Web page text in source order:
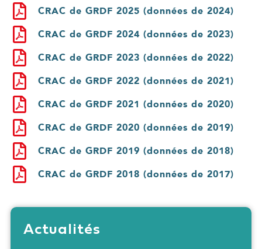
CRAC de GRDF 2025 (données de 2024)
CRAC de GRDF 2024 (données de 2023)
CRAC de GRDF 2023 (données de 2022)
CRAC de GRDF 2022 (données de 2021)
CRAC de GRDF 2021 (données de 2020)
CRAC de GRDF 2020 (données de 2019)
CRAC de GRDF 2019 (données de 2018)
CRAC de GRDF 2018 (données de 2017)
Actualités